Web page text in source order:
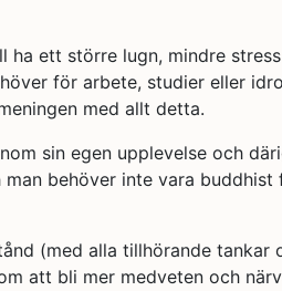
ett större lugn, mindre
för arbete, studier eller
med allt detta.
sin egen upplevelse och
behöver inte vara
(med alla tillhörande
att bli mer medveten och